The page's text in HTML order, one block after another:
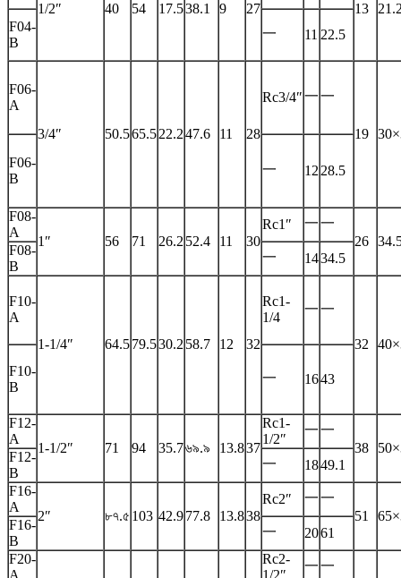
1/2″
40 54 17.538.1 9 27
13
F04-
B
一 11 22.5
F06-
A
3/4″
50.565.522.247.6 11 28
Rc3/4″一一
19
F06-
B
一 12 28.5
F08-
A
1″ 56 71 26.2 52.4 11 30
Rc1″ 一一
26
F08-
B
一 1434.5
F10-
A
1-1/4″
64.579.530.2 58.7 12 32
Rc1-
1/4
一一
32
F10-
B
一 1643
F12-
A
1-1/2″ 71 94 35.7৬৯.৯ 13.837
Rc1-
1/2″
一一
38
F12-
B
一 1849.1
F16-
A
2″ ৮৭.৫ 103 42.977.8 13.838
Rc2″ 一一
51
F16-
B
一 2061
F20-
A
Rc2-
1/2″
一一